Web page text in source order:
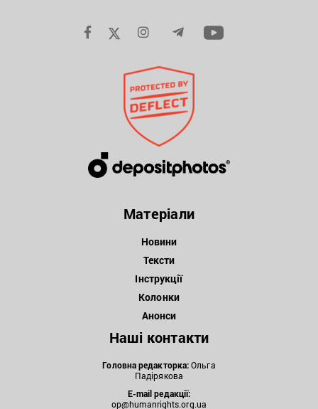
Матеріали
Новини
Тексти
Інструкції
Колонки
Анонси
Наші контакти
Головна редакторка:Ольга
Падірякова
E-mail редакції:
op@humanrights.org.ua